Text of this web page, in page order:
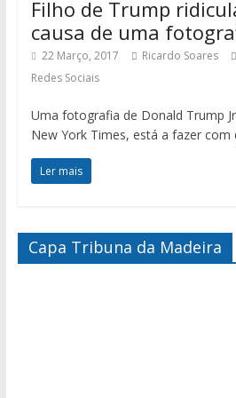
Filho de Trump
causa de uma
22 Março, 2017 Ricardo Soares
Redes Sociais
Uma fotografia de Donald Trump
New York Times, está a fazer com
Ler mais
Capa Tribuna da Madeira